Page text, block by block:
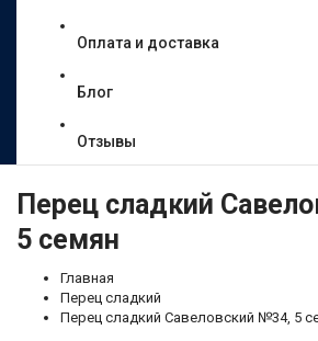
Оплата и доставка
Блог
Отзывы
Перец сладкий
5 семян
Главная
Перец сладкий
Перец сладкий Савеловский №34, 5